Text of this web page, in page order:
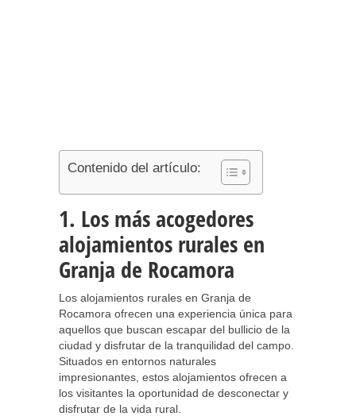
Contenido del artículo:
1. Los más acogedores
alojamientos rurales en
Granja de Rocamora
Los alojamientos rurales en Granja de
Rocamora ofrecen una experiencia única para
aquellos que buscan escapar del bullicio de la
ciudad y disfrutar de la tranquilidad del campo.
Situados en entornos naturales
impresionantes, estos alojamientos ofrecen a
los visitantes la oportunidad de desconectar y
disfrutar de la vida rural.